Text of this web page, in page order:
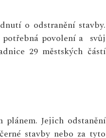
o odstranění stavby.
potřebná povolení a svůj
29 městských částí
Jejich odstanění
stavby nebo za tyto